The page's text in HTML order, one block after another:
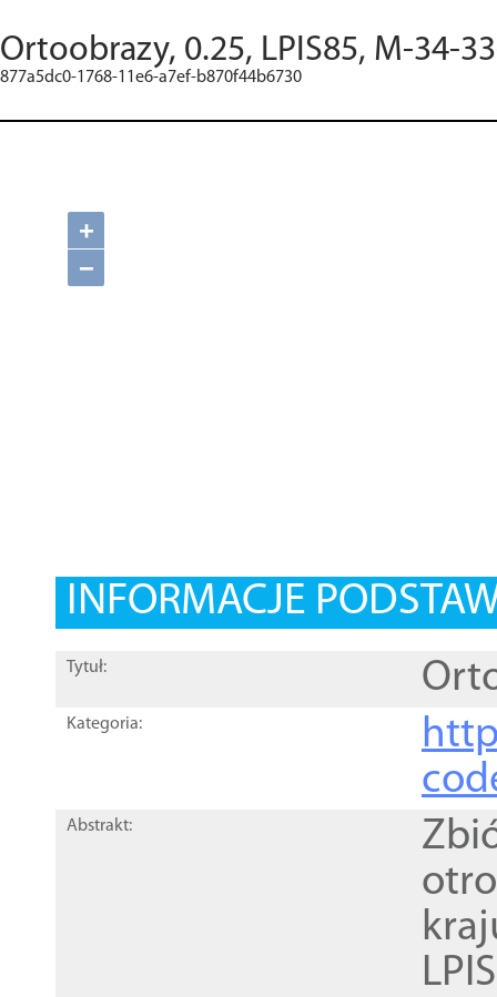
Ortoobrazy, 0.25, LPIS85, M-34-
877a5dc0-1768-11e6-a7ef-b870f44b6730
+
−
INFORMACJE
Tytuł:
Kategoria:
Abstrakt: